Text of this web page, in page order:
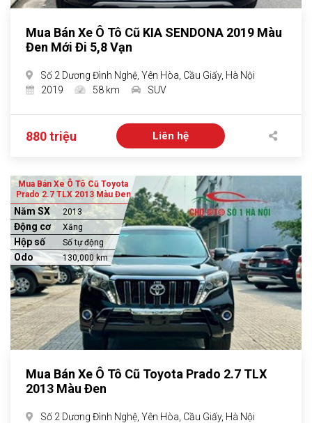
Mua Bán Xe Ô Tô Cũ KIA SENDONA 2019 Màu
Đen Mới Đi 5,8 Vạn
Số 2 Dương Đình Nghệ, Yên Hòa, Cầu Giấy, Hà Nội
2019
58 km SUV
880 triệu Liên hệ
Mua Bán Xe Ô Tô Cũ Toyota
Prado 2.7 TLX 2013 Màu Đen
Năm SX 2013
Động cơ Xăng
Hộp số Số tự động
Odo 130,000 km
Mua Bán Xe Ô Tô Cũ Toyota Prado 2.7 TLX
2013 Màu Đen
Số 2 Dương Đình Nghệ, Yên Hòa, Cầu Giấy, Hà Nội